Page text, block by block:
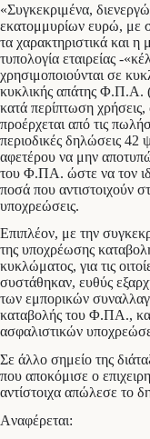
«Συγκεκριμένα,
εκατομμυρίων ευρώ, με
τα χαρακτηριστικά και
τυπολογία εταιρείας -
χρησιμοποιούνται σε
κυκλικής απάτης Φ.Π.Α.
κατά περίπτωση
προέρχεται από τις
περιοδικές δηλώσεις
αφετέρου να μην
του Φ.ΠΑ. ώστε να τον
ποσά που αντιστοιχούν
υποχρεώσεις.
Επιπλέον, με την
της υποχρέωσης
κυκλώματος, για τις
συστάθηκαν, ευθύς
των εμπορικών
καταβολής του Φ.ΠΑ.,
ασφαλιστικών
Σε άλλο σημείο της
που αποκόμισε ο
αντίστοιχα απώλεσε το
Aναφέρεται: